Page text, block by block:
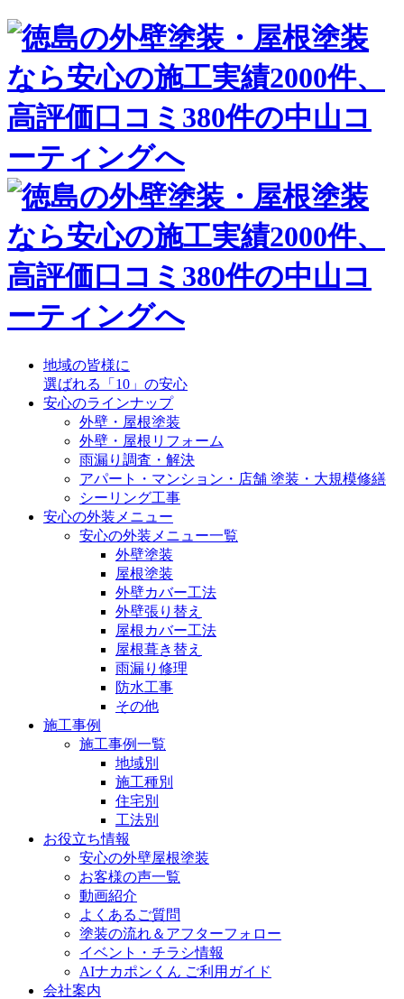
地域の皆様に
選ばれる「10」の安心
安心のラインナップ
外壁・屋根塗装
外壁・屋根リフォーム
雨漏り調査・解決
アパート・マンション・店舗 塗装・大規模修繕
シーリング工事
安心の外装メニュー
安心の外装メニュー一覧
外壁塗装
屋根塗装
外壁カバー工法
外壁張り替え
屋根カバー工法
屋根葺き替え
雨漏り修理
防水工事
その他
施工事例
施工事例一覧
地域別
施工種別
住宅別
工法別
お役立ち情報
安心の外壁屋根塗装
お客様の声一覧
動画紹介
よくあるご質問
塗装の流れ＆アフターフォロー
イベント・チラシ情報
AIナカポンくん ご利用ガイド
会社案内